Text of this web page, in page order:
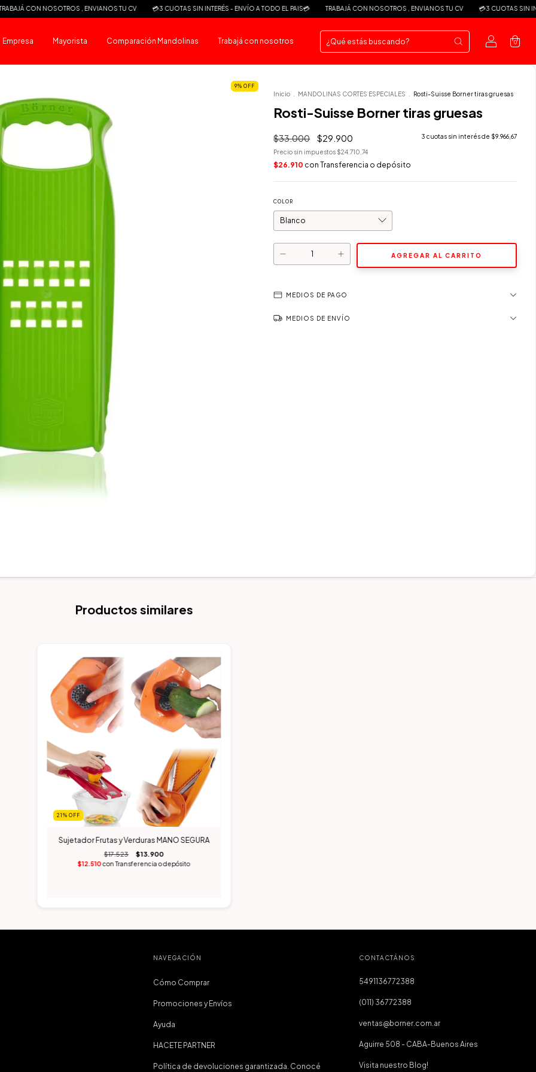
CON NOSOTROS , ENVIANOS TU CV 💳3 CUOTAS SIN INTERÉS - ENVÍO A TODO EL PAIS💳 TRABAJÁ CON NOSOTROS , ENVIANOS TU CV 💳3 CUOTAS SIN INTERÉS
Empresa Mayorista Comparación Mandolinas Trabajá con nosotros 0
9%OFF
Inicio MANDOLINAS CORTES ESPECIALES Rosti-Suisse Borner tiras gruesas
Rosti-Suisse Borner tiras gruesas
$33.000 $29.900 3 cuotas sin interés de $9.966,67
Precio sin impuestos $24.710,74
$26.910 con Transferencia o depósito
COLOR
MEDIOS DE PAGO
MEDIOS DE ENVÍO
Productos similares
21 % OFF
Sujetador Frutas y Verduras MANO SEGURA
$17.523 $13.900
$12.510con Transferencia o depósito
NAVEGACIÓN
Cómo Comprar
Promociones y Envíos
Ayuda
HACETE PARTNER
Política de devoluciones garantizada. Conocé
CONTACTÁNOS
5491136772388
(011) 36772388
ventas@borner.com.ar
Aguirre 508 - CABA-Buenos Aires
Visita nuestro Blog!